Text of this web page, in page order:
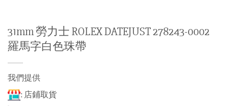
31mm 勞力士 ROLEX DATEJUST 278243-0002
羅馬字白色珠帶
我們提供
: 店鋪取貨